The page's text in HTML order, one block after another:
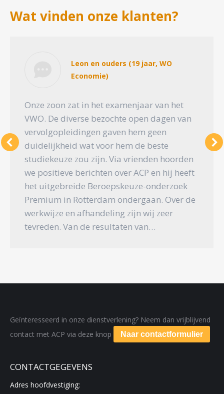
Wat vinden onze klanten?
Leon en ouders (19 jaar, WO
Economie)
Onze zoon zat in het examenjaar van het
VWO. De diverse bezochte open dagen van
vervolgopleidingen gaven hem geen
duidelijkheid wat voor hem de beste
studiekeuze zou zijn. Via vrienden hoorden
we positieve berichten over ACP en hij heeft
het uitgebreide Beroepskeuze-onderzoek
Premium in Rotterdam ondergaan. Over de
werkwijze en afhandeling zijn wij zeer
tevreden. Van de resultaten van…
Geïnteresseerd in onze dienstverlening? Neem dan vrijblijvend
contact met ACP via deze knop
Naar contactformulier
CONTACTGEGEVENS
Adres hoofdvestiging: